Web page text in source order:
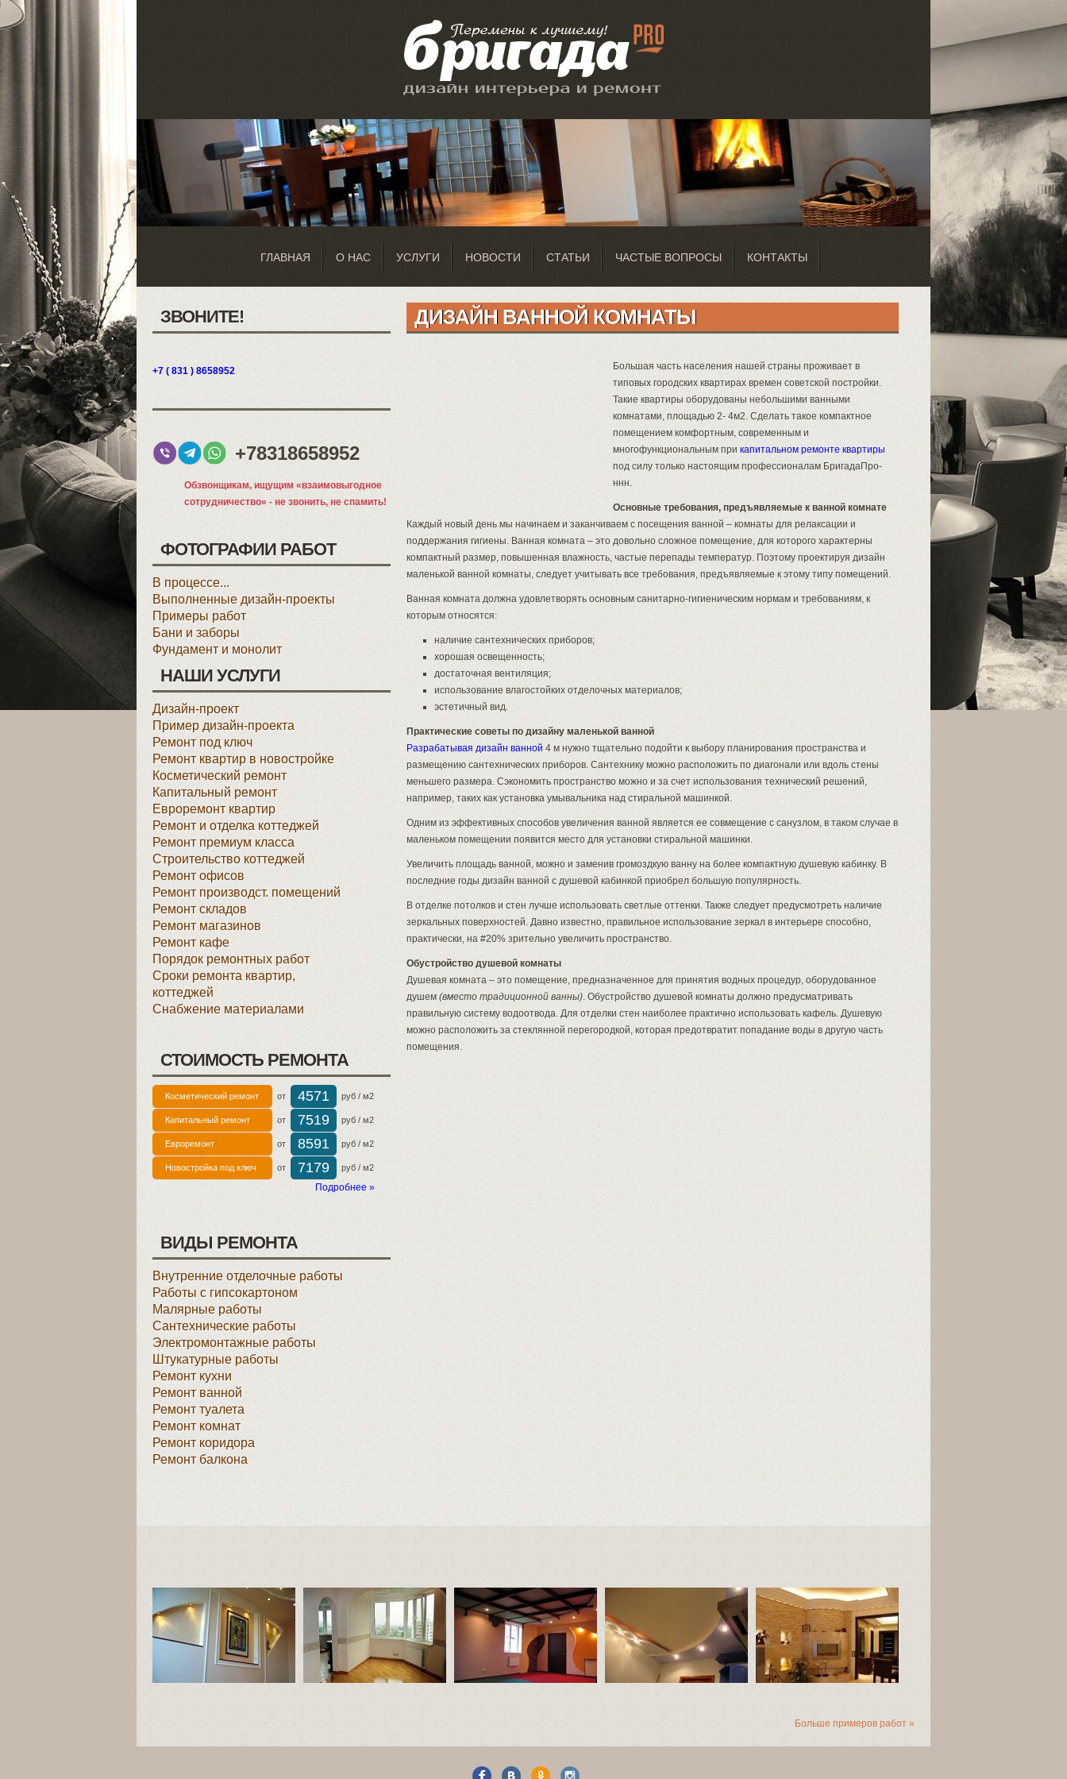
ГЛАВНАЯ О НАС УСЛУГИ НОВОСТИ СТАТЬИ ЧАСТЫЕ ВОПРОСЫ КОНТАКТЫ
ЗВОНИТЕ!
+7 ( 831 ) 8658952
+78318658952
Обзвонщикам, ищущим «взаимовыгодное
сотрудничество» - не звонить, не спамить!
ФОТОГРАФИИ РАБОТ
В процессе...
Выполненные дизайн-проекты
Примеры работ
Бани и заборы
Фундамент и монолит
НАШИ УСЛУГИ
Дизайн-проект
Пример дизайн-проекта
Ремонт под ключ
Ремонт квартир в новостройке
Косметический ремонт
Капитальный ремонт
Евроремонт квартир
Ремонт и отделка коттеджей
Ремонт премиум класса
Строительство коттеджей
Ремонт офисов
Ремонт производст. помещений
Ремонт складов
Ремонт магазинов
Ремонт кафе
Порядок ремонтных работ
Сроки ремонта квартир,
коттеджей
Снабжение материалами
СТОИМОСТЬ РЕМОНТА
Косметический ремонт от 4571 руб / м2
Капитальный ремонт от 7519 руб / м2
Евроремонт от 8591 руб / м2
Новостройка под ключ от 7179 руб / м2
Подробнее »
ВИДЫ РЕМОНТА
Внутренние отделочные работы
Работы с гипсокартоном
Малярные работы
Сантехнические работы
Электромонтажные работы
Штукатурные работы
Ремонт кухни
Ремонт ванной
Ремонт туалета
Ремонт комнат
Ремонт коридора
Ремонт балкона
ДИЗАЙН ВАННОЙ КОМНАТЫ
Большая часть населения нашей страны проживает в
типовых городских квартирах времен советской постройки.
Такие квартиры оборудованы небольшими ванными
комнатами, площадью 2- 4м2. Сделать такое компактное
помещением комфортным, современным и
многофункциональным при капитальном ремонте квартиры
под силу только настоящим профессионалам БригадаПро-
ннн.
Основные требования, предъявляемые к ванной комнате
Каждый новый день мы начинаем и заканчиваем с посещения ванной – комнаты для релаксации и
поддержания гигиены. Ванная комната – это довольно сложное помещение, для которого характерны
компактный размер, повышенная влажность, частые перепады температур. Поэтому проектируя дизайн
маленькой ванной комнаты, следует учитывать все требования, предъявляемые к этому типу помещений.
Ванная комната должна удовлетворять основным санитарно-гигиеническим нормам и требованиям, к
которым относятся:
наличие сантехнических приборов;
хорошая освещенность;
достаточная вентиляция;
использование влагостойких отделочных материалов;
эстетичный вид.
Практические советы по дизайну маленькой ванной
Разрабатывая дизайн ванной 4 м нужно тщательно подойти к выбору планирования пространства и
размещению сантехнических приборов. Сантехнику можно расположить по диагонали или вдоль стены
меньшего размера. Сэкономить пространство можно и за счет использования технический решений,
например, таких как установка умывальника над стиральной машинкой.
Одним из эффективных способов увеличения ванной является ее совмещение с санузлом, в таком случае в
маленьком помещении появится место для установки стиральной машинки.
Увеличить площадь ванной, можно и заменив громоздкую ванну на более компактную душевую кабинку. В
последние годы дизайн ванной с душевой кабинкой приобрел большую популярность.
В отделке потолков и стен лучше использовать светлые оттенки. Также следует предусмотреть наличие
зеркальных поверхностей. Давно известно, правильное использование зеркал в интерьере способно,
практически, на #20% зрительно увеличить пространство.
Обустройство душевой комнаты
Душевая комната – это помещение, предназначенное для принятия водных процедур, оборудованное
душем (вместо традиционной ванны). Обустройство душевой комнаты должно предусматривать
правильную систему водоотвода. Для отделки стен наиболее практично использовать кафель. Душевую
можно расположить за стеклянной перегородкой, которая предотвратит попадание воды в другую часть
помещения.
Больше примеров работ »